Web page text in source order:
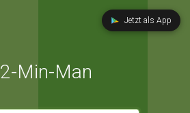
Jetzt als App
2-Min-Man